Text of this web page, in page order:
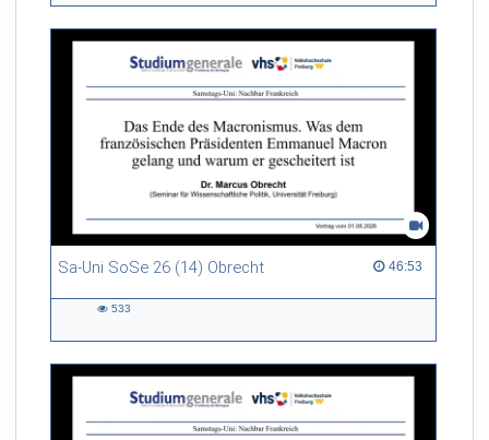
Sa-Uni SoSe 26 (14) Obrecht 46:53
46:53 duration
533